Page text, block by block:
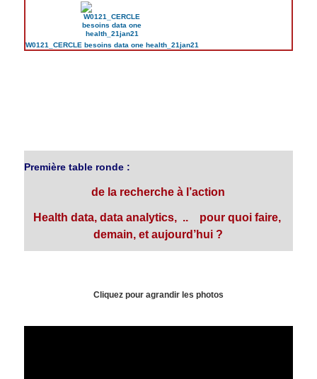
W0121_CERCLE besoins data one health_21jan21
Première table ronde :
de la recherche à l’action
Health data, data analytics, .. pour quoi faire,
demain, et aujourd’hui ?
Cliquez pour agrandir les photos